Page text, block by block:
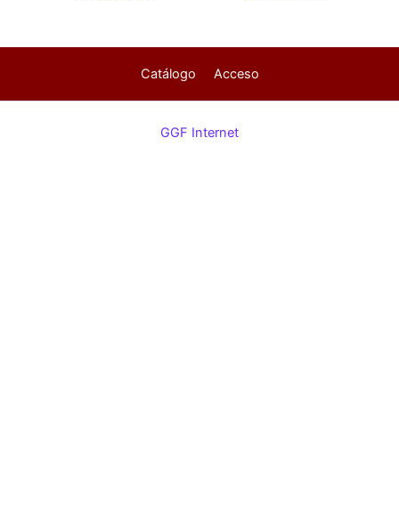
Catálogo Acceso
GGF Internet